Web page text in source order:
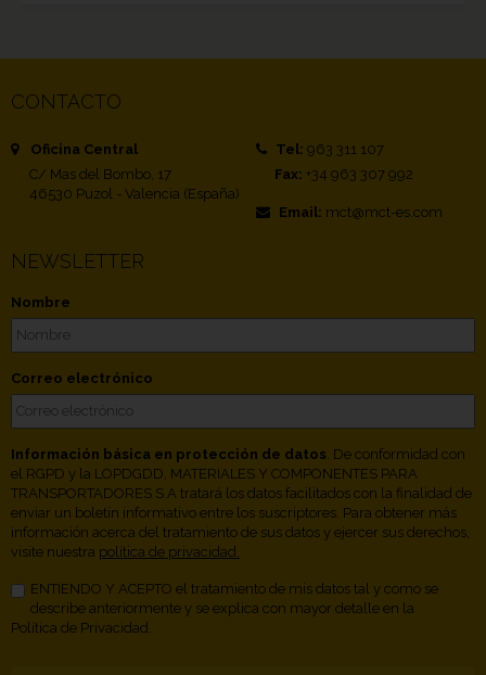
CONTACTO
Oficina Central
C/ Mas del Bombo, 17
46530 Puzol - Valencia (España)
Tel: 963 311 107
Fax: +34 963 307 992
Email: mct@mct-es.com
NEWSLETTER
Nombre
Correo electrónico
Información básica en protección de datos . De conformidad con
el RGPD y la LOPDGDD, MATERIALES Y COMPONENTES PARA
TRANSPORTADORES S.A tratará los datos facilitados con la finalidad de
enviar un boletín informativo entre los suscriptores. Para obtener más
información acerca del tratamiento de sus datos y ejercer sus derechos,
visite nuestra política de privacidad.
ENTIENDO Y ACEPTO el tratamiento de mis datos tal y como se
describe anteriormente y se explica con mayor detalle en la
Política de Privacidad.